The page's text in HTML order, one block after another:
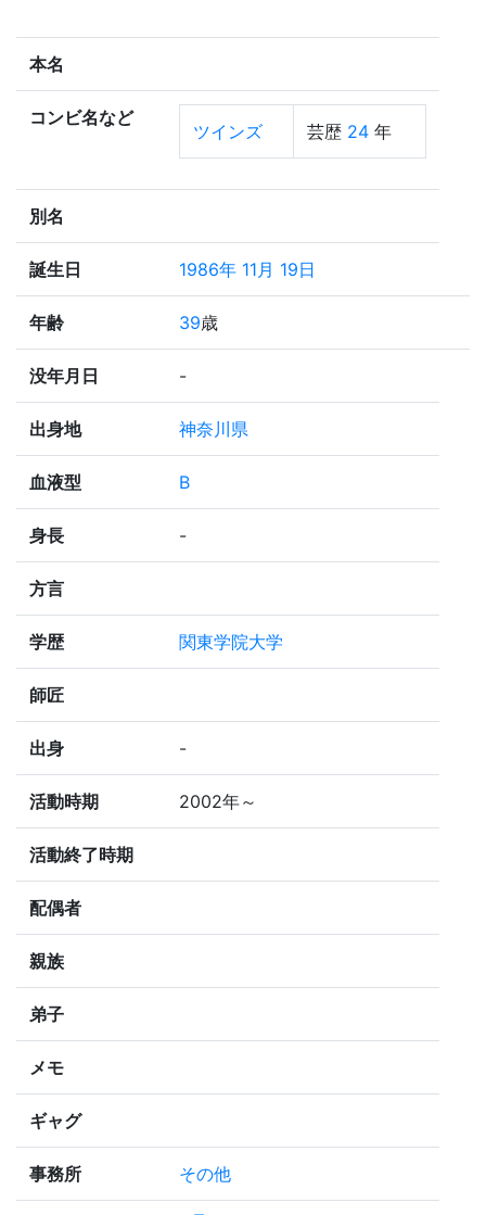
本名
コンビ名など
ツインズ 芸歴 24 年
別名
誕生日 1986年 11月 19日
年齢 39歳
没年月日 -
出身地 神奈川県
血液型 B
身長 -
方言
学歴 関東学院大学
師匠
出身 -
活動時期 2002年～
活動終了時期
配偶者
親族
弟子
メモ
ギャグ
事務所 その他